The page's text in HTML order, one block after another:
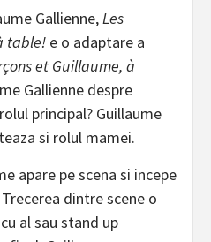
Gallienne,Les
table! e o adaptare a
et Guillaume, à
Gallienne despre
principal? Guillaume
si rolul mamei.
apare pe scena si incepe
dintre scene o
al sau stand up